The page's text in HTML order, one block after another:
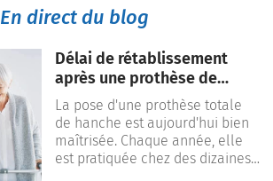
En direct du blog
Délai de rétablissement
après une prothèse de
hanche : combien de temps
faut-il pour récupérer ?
La pose d'une prothèse totale
de hanche est aujourd'hui bien
maîtrisée. Chaque année, elle
est pratiquée chez des dizaines